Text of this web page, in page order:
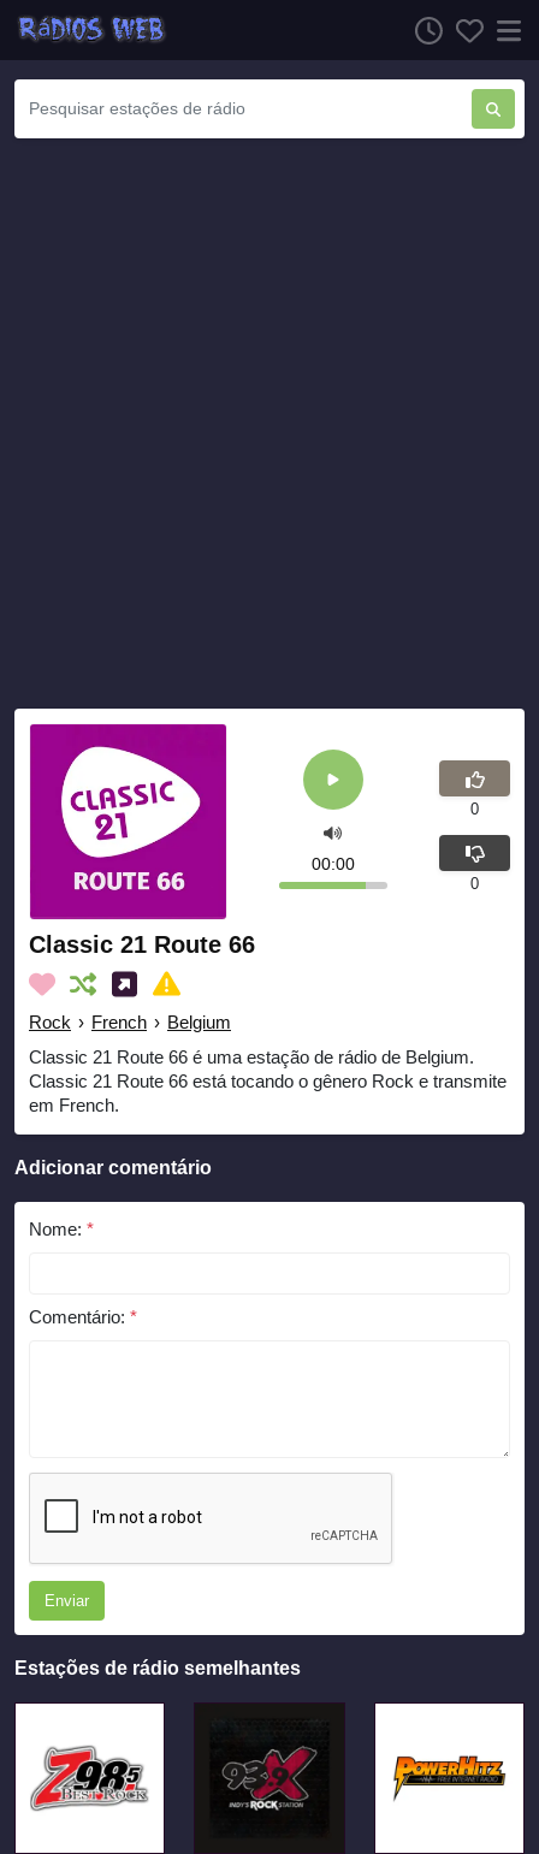
Classic 21 Route 66
Rock › French › Belgium
Classic 21 Route 66 é uma estação de rádio de Belgium.
Classic 21 Route 66 está tocando o gênero Rock e transmite
em French.
00:00
0
0
Adicionar comentário
Nome: *
Comentário: *
Enviar
Estações de rádio semelhantes